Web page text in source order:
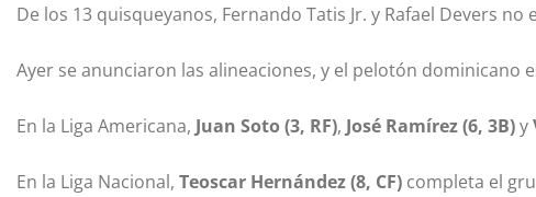
De los 13 quisqueyanos, Fernando Tatis Jr. y Rafael Devers
Ayer se anunciaron las alineaciones, y el pelotón dominicano
En la Liga Americana, Juan Soto (3, RF), José Ramírez (6, 3B)y
En la Liga Nacional, Teoscar Hernández (8, CF) completa el